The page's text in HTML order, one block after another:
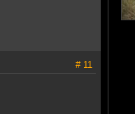
# 11